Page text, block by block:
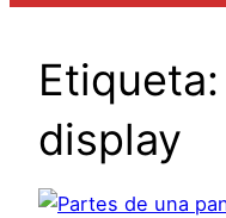
Etiqueta:
display